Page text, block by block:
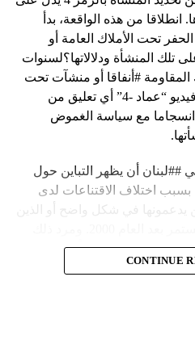
انطلاقا من هذه الواقعة، بدأ
تحت الأملاك العامة أو
تلك المنشأة ودلالاتها؟لسنوات
#أنفاقا أو منشآت تحت
الأرض، ولم يصدر قبل عرض فيديو “عماد -4” أي تعليق من
انسجاما مع سياسة الغموض
##لبنان أن يظهر التباين حول
بسبب اختلاف الاقتناعات لدى
يدعمونها في شكل واضح أو الذين
لم تكن يوماً محط
المؤمنة بالصراع ضدCONTINUE